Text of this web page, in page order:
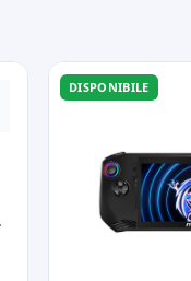
DISPONIBILE